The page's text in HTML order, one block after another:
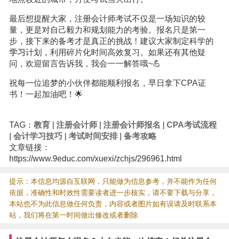
最后想提醒大家，注册会计师考试不仅是一场知识的较
量，更是对自己毅力和规划能力的考验。报名只是第一
步，接下来的备考才是真正的挑战！建议大家制定科学的
学习计划，利用碎片化时间高效复习。如果还有其他疑
问，欢迎留言告诉我，我会一一解答哦~💪
祝每一位追梦的小伙伴都能顺利报名，早日拿下CPA证
书！一起加油吧！🌟
TAG： 教育| 注册会计师| 注册会计师报名
CPA考试流程
会计学习技巧| 考试时间安排| 备考攻略
文章链接：
https://www.9educ.com/xuexi/zchjs/296961.html
提示：本信息均源自互联网，只能做为信息参考，并不能作为任何
依据，准确性和时效性需要读者进一步核实，请不要下载与分享，
本站也不为此信息做任何负责，内容或者图片如有误请及时联系本
站，我们将在第一时间做出修改或者删除